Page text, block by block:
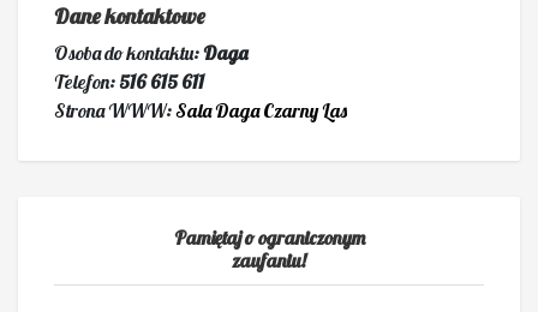
Dane kontaktowe
Osoba do kontaktu:Daga
Telefon:516 615 611
Strona WWW:Sala Daga Czarny Las
Pamiętaj o ograniczonym
zaufaniu!